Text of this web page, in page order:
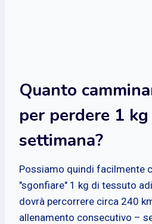
Quanto
per perdere 1 kg
settimana?
Possiamo quindi facilmente
"sgonfiare" 1 kg di tessuto
dovrà percorrere circa 240
allenamento consecutivo –